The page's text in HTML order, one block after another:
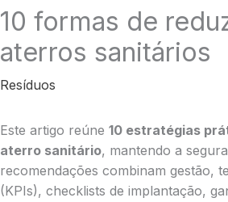
10 formas de
aterros sanitários
Resíduos
Este artigo reúne 10 estratégias
aterro sanitário, mantendo a
recomendações combinam gestão,
(KPIs), checklists de implantação,